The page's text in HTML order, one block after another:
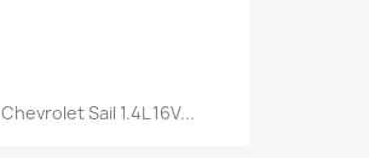
Chevrolet Sail 1.4L 16V...